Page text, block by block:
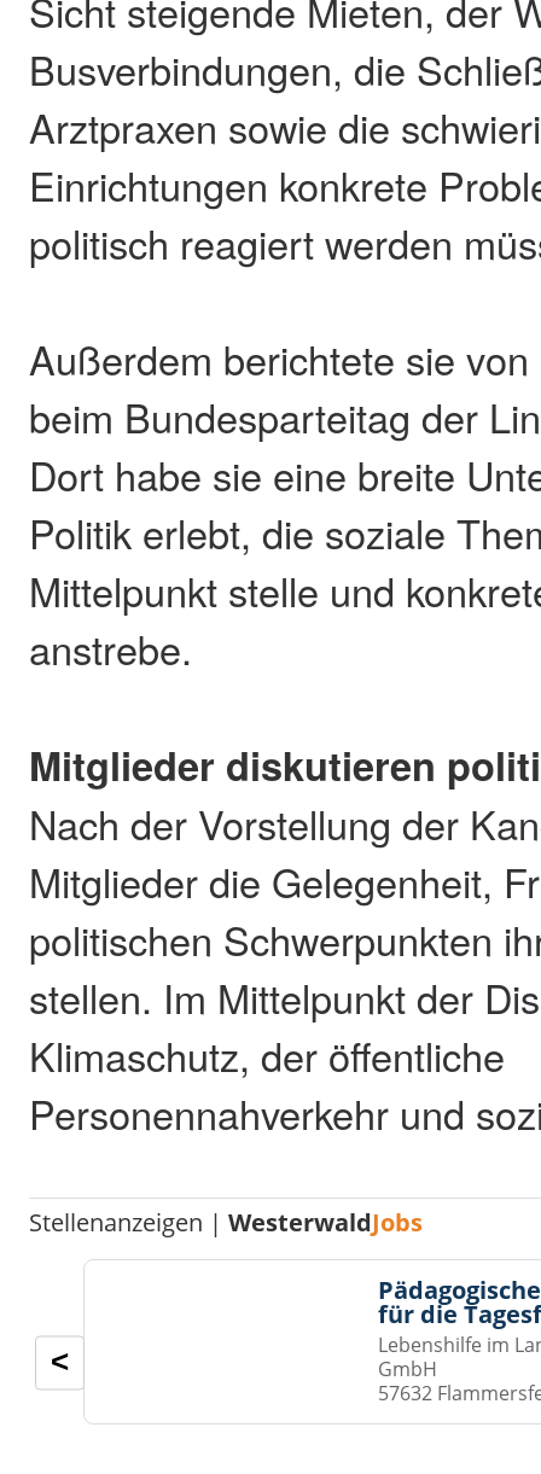
Busverbindungen, die
Arztpraxen sowie die
Einrichtungen konkrete
politisch reagiert werden
Außerdem berichtete sie
beim Bundesparteitag der
Dort habe sie eine breite
Politik erlebt, die soziale
Mittelpunkt stelle und
anstrebe.
Mitglieder diskutieren
Nach der Vorstellung der
Mitglieder die Gelegenheit,
politischen Schwerpunkten
stellen. Im Mittelpunkt der
Klimaschutz, der öffentliche
Personennahverkehr und
Stellenanzeigen |WesterwaldJobs
für die
Lebenshilfe im
GmbH
57632
<